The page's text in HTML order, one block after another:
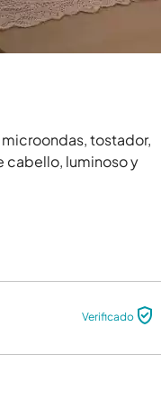
tostador,
cabello, luminoso y
Verificado